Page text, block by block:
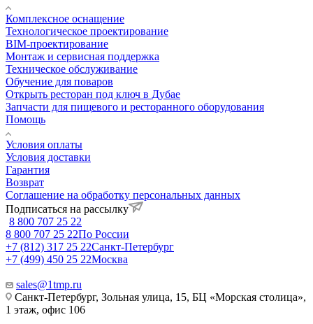
Комплексное оснащение
Технологическое проектирование
BIM-проектирование
Монтаж и сервисная поддержка
Техническое обслуживание
Обучение для поваров
Открыть ресторан под ключ в Дубае
Запчасти для пищевого и ресторанного оборудования
Помощь
Условия оплаты
Условия доставки
Гарантия
Возврат
Соглашение на обработку персональных данных
Подписаться на рассылку
8 800 707 25 22
8 800 707 25 22По России
+7 (812) 317 25 22Санкт-Петербург
+7 (499) 450 25 22Москва
sales@1tmp.ru
Санкт-Петербург, Зольная улица, 15, БЦ «Морская столица»,
1 этаж, офис 106